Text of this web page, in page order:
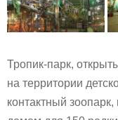
Тропик-парк,
на территории
контактный